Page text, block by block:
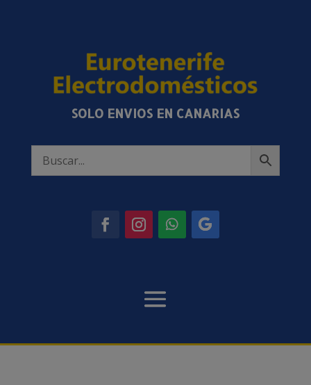
SOLO ENVIOS EN CANARIAS